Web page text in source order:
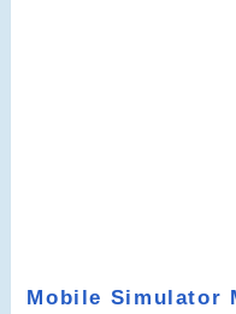
Mobile Simulator